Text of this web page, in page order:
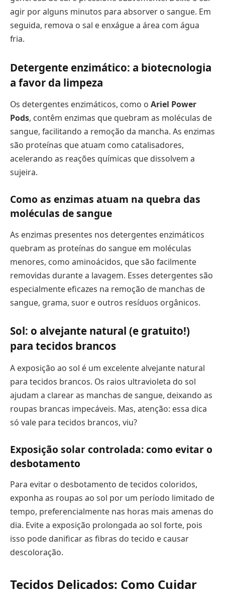
agir por alguns minutos para absorver o sangue. Em
seguida, remova o sal e enxágue a área com água
fria.
Detergente enzimático: a biotecnologia
a favor da limpeza
Os detergentes enzimáticos, como o Ariel Power
Pods, contêm enzimas que quebram as moléculas de
sangue, facilitando a remoção da mancha. As enzimas
são proteínas que atuam como catalisadores,
acelerando as reações químicas que dissolvem a
sujeira.
Como as enzimas atuam na quebra das
moléculas de sangue
As enzimas presentes nos detergentes enzimáticos
quebram as proteínas do sangue em moléculas
menores, como aminoácidos, que são facilmente
removidas durante a lavagem. Esses detergentes são
especialmente eficazes na remoção de manchas de
sangue, grama, suor e outros resíduos orgânicos.
Sol: o alvejante natural (e gratuito!)
para tecidos brancos
A exposição ao sol é um excelente alvejante natural
para tecidos brancos. Os raios ultravioleta do sol
ajudam a clarear as manchas de sangue, deixando as
roupas brancas impecáveis. Mas, atenção: essa dica
só vale para tecidos brancos, viu?
Exposição solar controlada: como evitar o
desbotamento
Para evitar o desbotamento de tecidos coloridos,
exponha as roupas ao sol por um período limitado de
tempo, preferencialmente nas horas mais amenas do
dia. Evite a exposição prolongada ao sol forte, pois
isso pode danificar as fibras do tecido e causar
descoloração.
Tecidos Delicados: Como Cuidar